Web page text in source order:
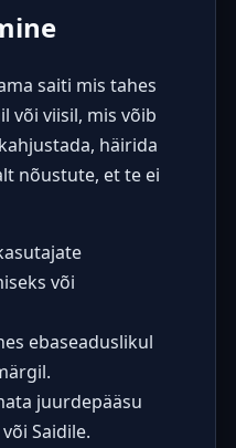
saiti mis tahes
või viisil, mis võib
häirida
nõustute, et te ei
või
ebaseaduslikul
juurdepääsu
Saidile.